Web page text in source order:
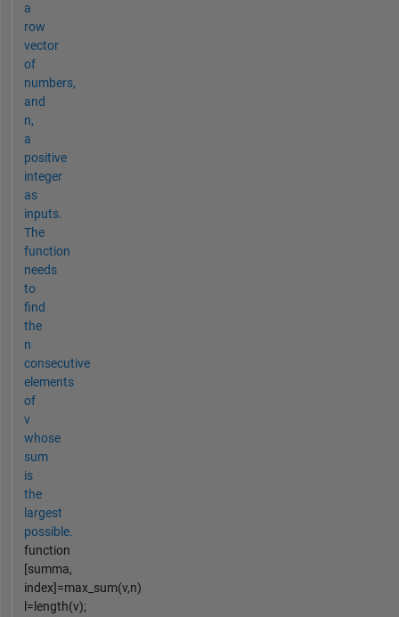
a
row
vector
of
numbers,
and
n,
a
positive
integer
as
inputs.
The
function
needs
to
find
the
n
consecutive
elements
of
v
whose
sum
is
the
largest
possible.
function
[summa,
index]=max_sum(v,n)
l=length(v);